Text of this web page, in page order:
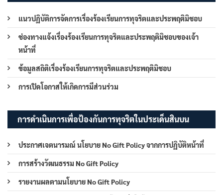
แนวปฏิบัติการจัดการเรื่องร้องเรียนการทุจริตและประพฤติมิชอบ
ช่องทางแจ้งเรื่องร้องเรียนการทุจริตและประพฤติมิชอบของเจ้า
หน้าที่
ข้อมูลสถิติเรื่องร้องเรียนการทุจริตและประพฤติมิชอบ
การเปิดโอกาสให้เกิดการมีส่วนร่วม
การดำเนินการเพื่อป้องกันการทุจริตในประเด็นสินบน
ประกาศเจตนารมณ์ นโยบาย No Gift Policy จากการปฏิบัติหน้าที่
การสร้างวัฒนธรรม No Gift Policy
รายงานผลตามนโยบาย No Gift Policy